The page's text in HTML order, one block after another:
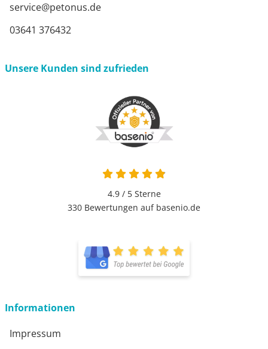
service@petonus.de
03641 376432
Unsere Kunden sind zufrieden
4.9 von 5
4.9 / 5Sterne
330 Bewertungen auf basenio.de
öffnet in neuem Fenster
Informationen
Impressum